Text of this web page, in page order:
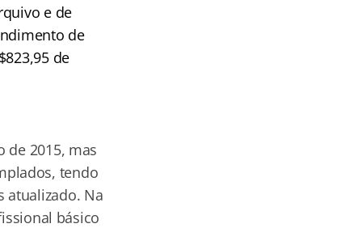
e de
de
de
de 2015, mas
tendo
atualizado. Na
básico